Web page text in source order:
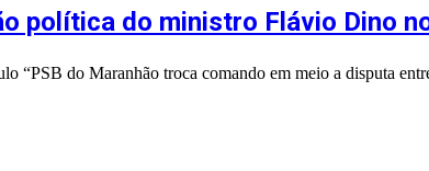
política do ministro Flávio Dino
“PSB do Maranhão troca comando em meio a disputa